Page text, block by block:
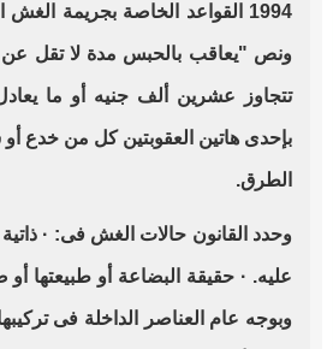
1994 القواعد الخاصة بجريمة
ونص "يعاقب بالحبس مدة لا تقل عن
تتجاوز عشرين ألف جنيه أو ما
بإحدى هاتين العقوبتين كل من خدع
الطرق.
وحدد القانون حالات الغش فى: · ذاتية
عليه. · حقيقة البضاعة أو طبيعتها أو
وبوجه عام العناصر الداخلة فى